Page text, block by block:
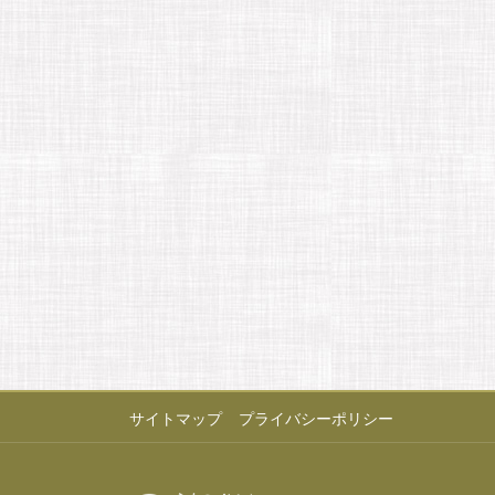
サイトマップ プライバシーポリシー